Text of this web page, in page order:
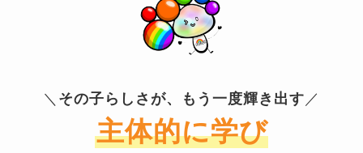
＼ その子らしさが、もう一度輝き出す ／
主体的に学び